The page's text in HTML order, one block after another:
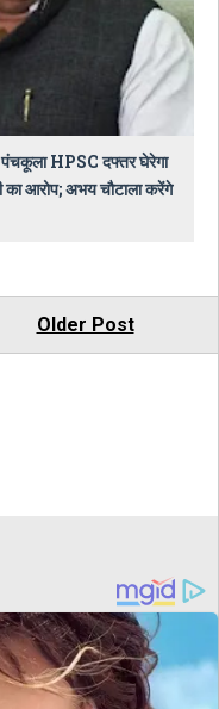
पंचकूला HPSC दफ्तर घेरेगा
का आरोप; अभय चौटाला करेंगे
Older Post